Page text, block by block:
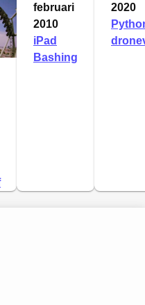
februari
2010
iPad
Bashing
2020